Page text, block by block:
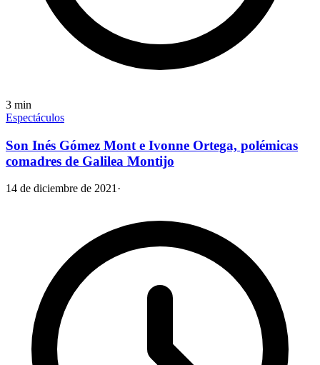
3 min
Espectáculos
Son Inés Gómez Mont e Ivonne Ortega, polémicas
comadres de Galilea Montijo
14 de diciembre de 2021 ·